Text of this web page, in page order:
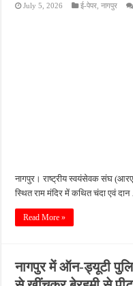
July 5, 2026 ई-पेपर ,नागपुर
नागपुर। राष्ट्रीय स्वयंसेवक संघ
स्थित राम मंदिर में कथित चंदा एवं दान
Read More »
नागपुर में ऑन-ड्यूटी